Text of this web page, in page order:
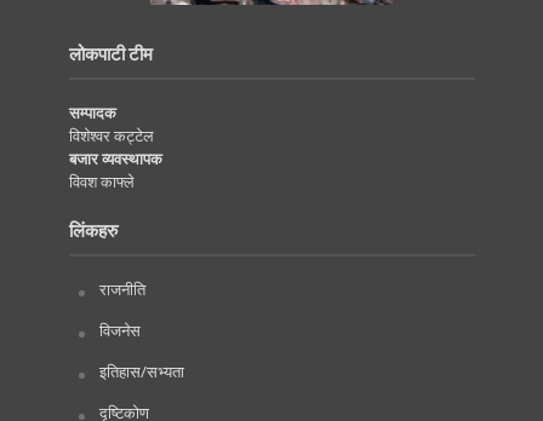
लोकपाटी टीम
सम्पादक
विशेश्वर कट्टेल
बजार व्यवस्थापक
विवश काफ्ले
लिंकहरु
राजनीति
विजनेस
इतिहास/सभ्यता
दृष्टिकोण